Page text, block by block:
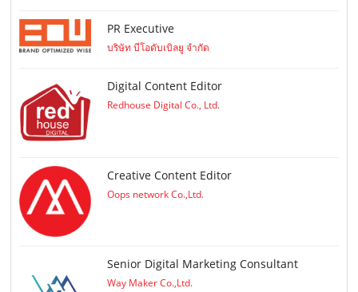
PR Executive
บริษัท บีโอดับเบิลยู จำกัด
Digital Content Editor
Redhouse Digital Co., Ltd.
Creative Content Editor
Oops network Co.,Ltd.
Senior Digital Marketing Consultant
Way Maker Co.,Ltd.